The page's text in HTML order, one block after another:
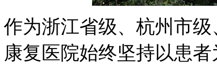
作为浙江省级、杭州市
康复医院始终坚持以患